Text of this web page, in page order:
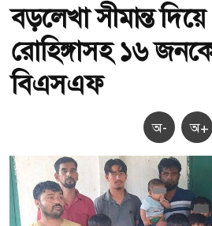
বড়লেখা সীমান্ত
রোহিঙ্গাসহ ১৬
বিএসএফ
অ- অ+